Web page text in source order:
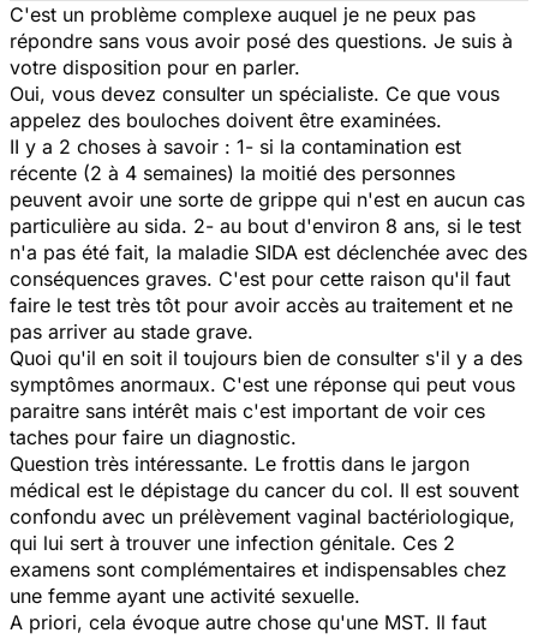
C'est un problème complexe auquel je ne peux pas
répondre sans vous avoir posé des questions. Je suis à
votre disposition pour en parler.
Oui, vous devez consulter un spécialiste. Ce que vous
appelez des bouloches doivent être examinées.
II y a 2 choses à savoir : 1- si la contamination est
récente (2 à 4 semaines) la moitié des personnes
peuvent avoir une sorte de grippe qui n'est en aucun cas
particulière au sida. 2- au bout d'environ 8 ans, si le test
n'a pas été fait, la maladie SIDA est déclenchée avec des
conséquences graves. C'est pour cette raison qu'il faut
faire le test très tôt pour avoir accès au traitement et ne
pas arriver au stade grave.
Quoi qu'il en soit il toujours bien de consulter s'il y a des
symptômes anormaux. C'est une réponse qui peut vous
paraitre sans intérêt mais c'est important de voir ces
taches pour faire un diagnostic.
Question très intéressante. Le frottis dans le jargon
médical est le dépistage du cancer du col. Il est souvent
confondu avec un prélèvement vaginal bactériologique,
qui lui sert à trouver une infection génitale. Ces 2
examens sont complémentaires et indispensables chez
une femme ayant une activité sexuelle.
A priori, cela évoque autre chose qu'une MST. Il faut